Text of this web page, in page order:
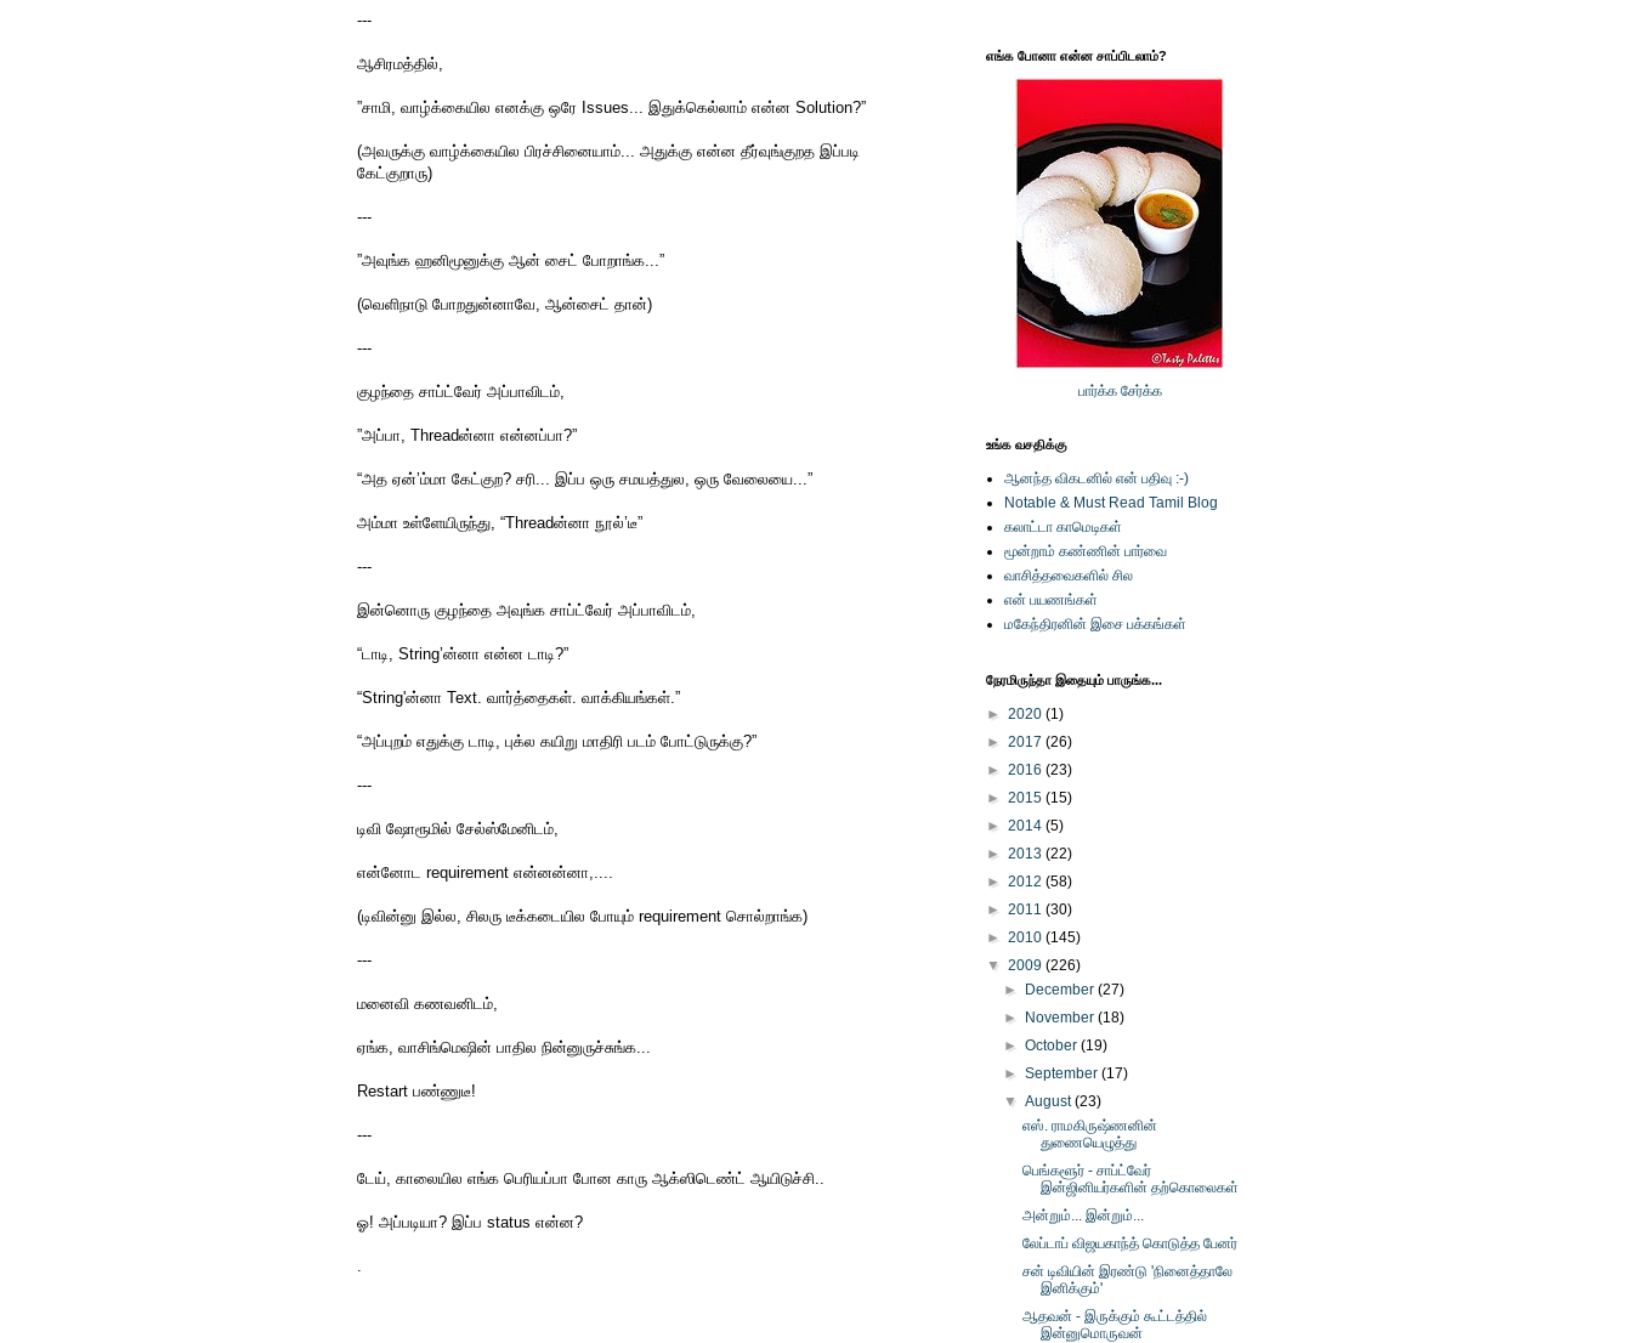
---
ஆசிரமத்தில்,
”சாமி, வாழ்க்கையில எனக்கு ஒரே Issues... இதுக்கெல்லாம் என்ன Solution?”
(அவருக்கு வாழ்க்கையில பிரச்சினையாம்... அதுக்கு என்ன தீர்வுங்குறத இப்படி
கேட்குறாரு)
---
”அவுங்க ஹனிமூனுக்கு ஆன் சைட் போறாங்க...”
(வெளிநாடு போறதுன்னாவே, ஆன்சைட் தான்)
---
குழந்தை சாப்ட்வேர் அப்பாவிடம்,
”அப்பா, Threadன்னா என்னப்பா?”
“அத ஏன்’ம்மா கேட்குற? சரி... இப்ப ஒரு சமயத்துல, ஒரு வேலையை...”
அம்மா உள்ளேயிருந்து, “Threadன்னா நூல்’டீ”
---
இன்னொரு குழந்தை அவுங்க சாப்ட்வேர் அப்பாவிடம்,
“டாடி, String’ன்னா என்ன டாடி?”
“String'ன்னா Text. வார்த்தைகள். வாக்கியங்கள்.”
“அப்புறம் எதுக்கு டாடி, புக்ல கயிறு மாதிரி படம் போட்டுருக்கு?”
---
டிவி ஷோரூமில் சேல்ஸ்மேனிடம்,
என்னோட requirement என்னன்னா,....
(டிவின்னு இல்ல, சிலரு டீக்கடையில போயும் requirement சொல்றாங்க)
---
மனைவி கணவனிடம்,
ஏங்க, வாசிங்மெஷின் பாதில நின்னுருச்சுங்க...
Restart பண்ணுடீ!
---
டேய், காலையில எங்க பெரியப்பா போன காரு ஆக்ஸிடெண்ட் ஆயிடுச்சி..
ஓ! அப்படியா? இப்ப status என்ன?
எங்க போனா என்ன சாப்பிடலாம்?
பார்க்க சேர்க்க
உங்க வசதிக்கு
ஆனந்த விகடனில் என் பதிவு :-)
Notable & Must Read Tamil Blog
கலாட்டா காமெடிகள்
மூன்றாம் கண்ணின் பார்வை
வாசித்தவைகளில் சில
என் பயணங்கள்
மகேந்திரனின் இசை பக்கங்கள்
நேரமிருந்தா இதையும் பாருங்க...
► 2020 (1)
► 2017 (26)
► 2016 (23)
► 2015 (15)
► 2014 (5)
► 2013 (22)
► 2012 (58)
► 2011 (30)
► 2010 (145)
▼ 2009 (226)
►
December(27)
►
November(18)
►October(19)
►September(17)
▼August(23)
எஸ். ராமகிருஷ்ணனின்
துணையெழுத்து
பெங்களூர் - சாப்ட்வேர்
இன்ஜினியர்களின் தற்கொலைகள்
அன்றும்... இன்றும்...
லேப்டாப் விஜயகாந்த் கொடுத்த பேனர்
சன் டிவியின் இரண்டு 'நினைத்தாலே
இனிக்கும்'
ஆதவன் - இருக்கும் கூட்டத்தில்
இன்னுமொருவன்